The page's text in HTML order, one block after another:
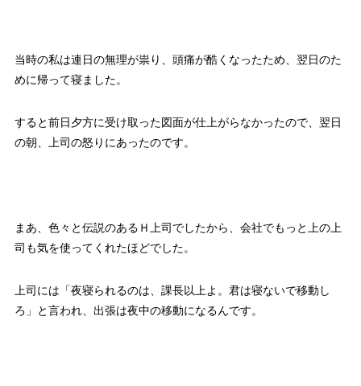
当時の私は連日の無理が祟り、頭痛が酷くなったため、翌日のた
めに帰って寝ました。
すると前日夕方に受け取った図面が仕上がらなかったので、翌日
の朝、上司の怒りにあったのです。
まあ、色々と伝説のあるＨ上司でしたから、会社でもっと上の上
司も気を使ってくれたほどでした。
上司には「夜寝られるのは、課長以上よ。君は寝ないで移動し
ろ」と言われ、出張は夜中の移動になるんです。